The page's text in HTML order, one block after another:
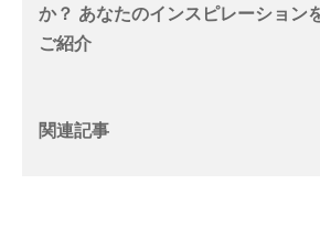
か？ あなたのインスピレーション
ご紹介
関連記事